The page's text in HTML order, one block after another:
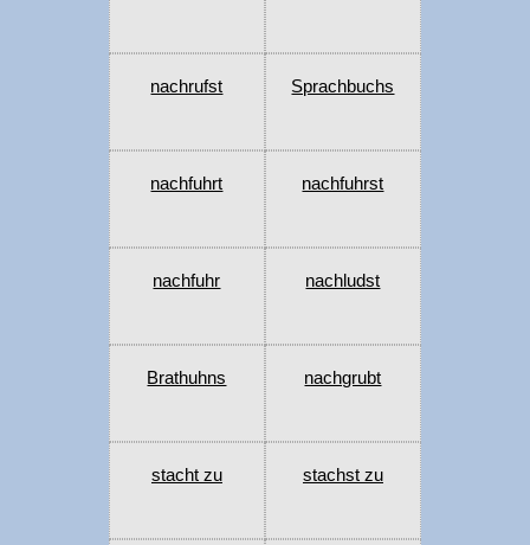
nachrufst Sprachbuchs
nachfuhrt nachfuhrst
nachfuhr nachludst
Brathuhns nachgrubt
stacht zu stachst zu